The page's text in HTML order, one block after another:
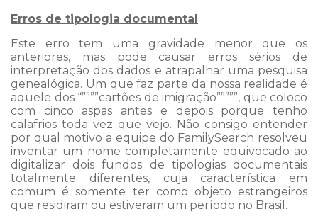
Erros de tipologia documental
Este erro tem uma gravidade menor que os
anteriores, mas pode causar erros sérios de
interpretação dos dados e atrapalhar uma pesquisa
genealógica. Um que faz parte da nossa realidade é
aquele dos “””””cartões de imigração”””””, que coloco
com cinco aspas antes e depois porque tenho
calafrios toda vez que vejo. Não consigo entender
por qual motivo a equipe do FamilySearch resolveu
inventar um nome completamente equivocado ao
digitalizar dois fundos de tipologias documentais
totalmente diferentes, cuja característica em
comum é somente ter como objeto estrangeiros
que residiram ou estiveram um período no Brasil.